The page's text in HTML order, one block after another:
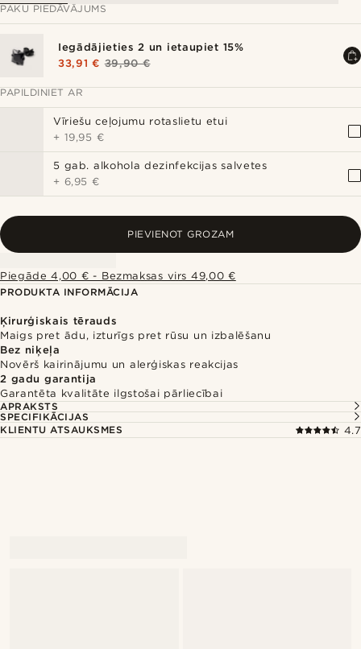
PAKU PIEDĀVĀJUMS
Iegādājieties 2 un ietaupiet 15%
33,91 € 39,90 €
PAPILDINIET AR
Vīriešu ceļojumu rotaslietu etui
+ 19,95 €
5 gab. alkohola dezinfekcijas salvetes
+ 6,95 €
PIEVIENOT GROZAM
Piegāde 4,00 € - Bezmaksas virs 49,00 €
PRODUKTA INFORMĀCIJA
Ķirurģiskais tērauds
Maigs pret ādu, izturīgs pret rūsu un izbalēšanu
Bez niķeļa
Novērš kairinājumu un alerģiskas reakcijas
2 gadu garantija
Garantēta kvalitāte ilgstošai pārliecībai
APRAKSTS
SPECIFIKĀCIJAS
KLIENTU ATSAUKSMES
4.7